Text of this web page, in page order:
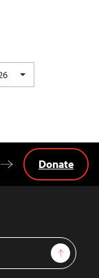
Sign Up
Donate